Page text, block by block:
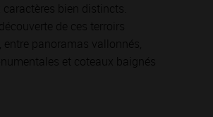
caractères bien distincts.
de ces terroirs
entre panoramas vallonnés,
et coteaux baignés